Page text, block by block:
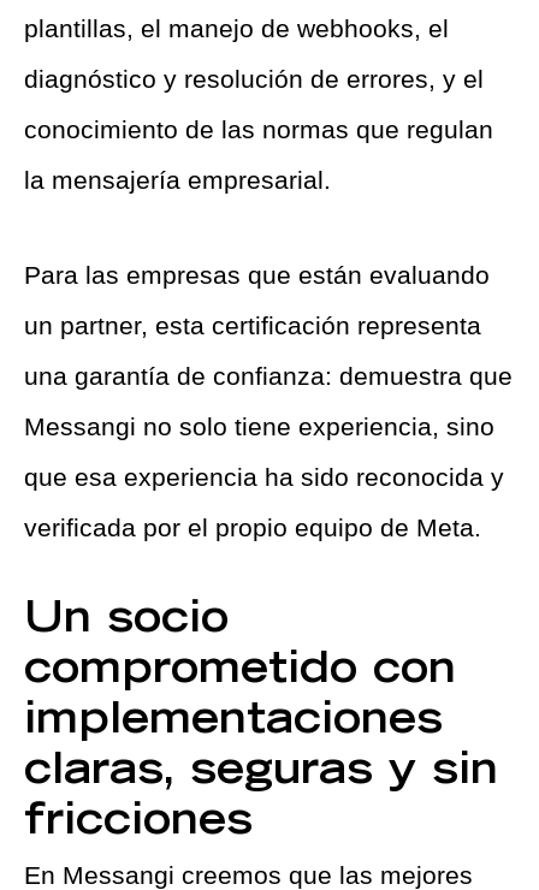
plantillas, el manejo de webhooks, el
diagnóstico y resolución de errores, y el
conocimiento de las normas que regulan
la mensajería empresarial.
Para las empresas que están evaluando
un partner, esta certificación representa
una garantía de confianza: demuestra que
Messangi no solo tiene experiencia, sino
que esa experiencia ha sido reconocida y
verificada por el propio equipo de Meta.
Un socio
comprometido con
implementaciones
claras, seguras y sin
fricciones
En Messangi creemos que las mejores